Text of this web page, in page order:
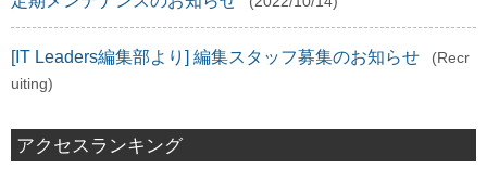
[IT Leaders編集部より] 編集スタッフ募集のお知らせ
(Recr
uiting)
アクセスランキング